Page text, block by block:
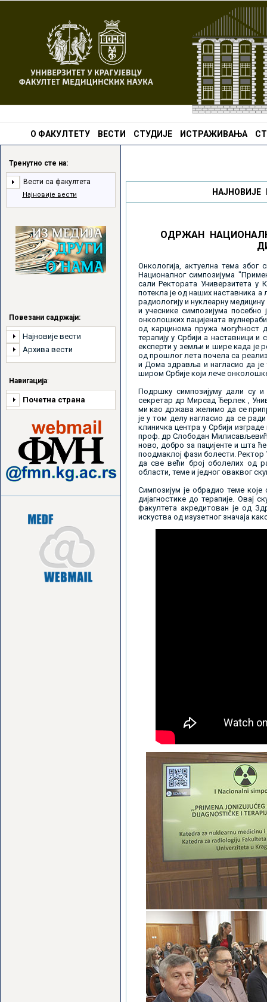
О ФАКУЛТЕТУ ВЕСТИ СТУДИЈЕ ИСТРАЖИВАЊА
Тренутно сте на:
Вести са факултета
Најновије вести
Повезани садржаји:
Најновије вести
Архива вести
Навигација:
Почетна страна
НАЈНОВИЈЕ
ОДРЖАН
Онкологија, актуелна тема
Националног симпозијума
сали Ректората Универзитета у
потекла је од наших наставника а
радиологију и нуклеарну
и учеснике симпозијума посебно
онколошких пацијената
од карцинома пружа могућност
терапију у Србији а наставници
експерти у земљи и шире када је
од прошлог лета почела са
и Дома здравља и нагласио да
широм Србије који лече
Подршку симпозијуму дали су
секретар др Мирсад Ђерлек ,
ми као држава желимо да се
је у том делу нагласио да се
клиничка центра у Србији
проф. др Слободан Милисављевић
ново, добро за пацијенте и шта
поодмаклој фази болести.
да све већи број оболелих од
области, теме и једног оваквог
Симпозијум је обрадио теме
дијагностике до терапије. Овај
факултета акредитован је од
искуства од изузетног значаја